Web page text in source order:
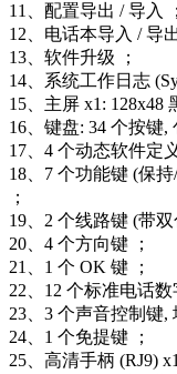
11、配置导出 / 导入 ；
12、电话本导入 / 导
13、软件升级 ；
14、系统工作日志
15、主屏 x1: 128x48
16、键盘: 34 个按键,
17、4 个动态软件定
18、7 个功能键 (保
；
19、2 个线路键 (带
20、4 个方向键 ；
21、1 个 OK 键 ；
22、12 个标准电话数
23、3 个声音控制键,
24、1 个免提键 ；
25、高清手柄 (RJ9)